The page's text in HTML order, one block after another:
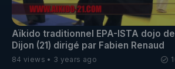
Aïkido traditionnel EPA-ISTA dojo de
Dijon (21) dirigé par Fabien Renaud
84 views 3 years ago